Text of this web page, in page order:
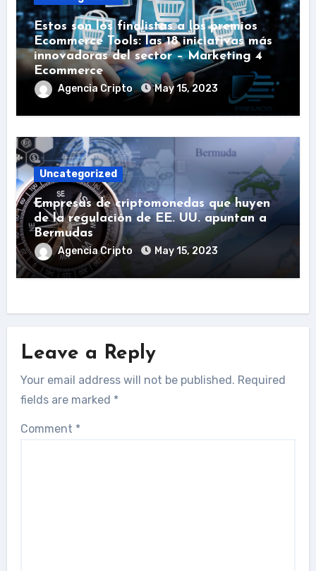
Estos son los finalistas a los premios
Ecommerce Tools: las 18 iniciativas más
innovadoras del sector – Marketing 4
Ecommerce
Agencia Cripto May 15, 2023
Uncategorized
Empresas de criptomonedas que huyen
de la regulación de EE. UU. apuntan a
Bermudas
Agencia Cripto May 15, 2023
Leave a Reply
Your email address will not be published. Required
fields are marked *
Comment *